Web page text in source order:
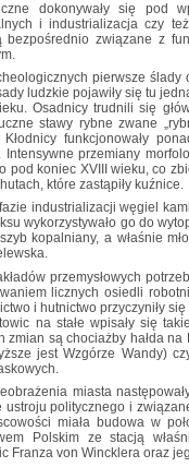
dokonywały się pod
i industrializacja czy
bezpośrednio związane z
pierwsze
ludzkie pojawiły się tu
Osadnicy trudnili się
stawy rybne zwane
funkcjonowały
Intensywne przemiany
pod koniec XVIII wieku, co
które zastąpiły kuźnice.
industrializacji węgiel
wykorzystywało go do
kopalniany, a właśnie
przemysłowych
licznych osiedli
i hutnictwo przyczyniły
na stałe wpisały się
zmian są chociażby hałda
jest Wzgórze Wandy)
miasta
ustroju politycznego i
miała budowa w
Polskim ze stacją
Franza von Wincklera oraz